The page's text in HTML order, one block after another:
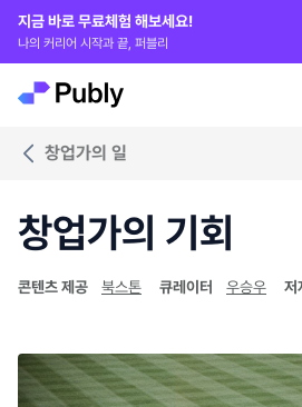
지금 바로 무료체험 해보세요!
나의 커리어 시작과 끝, 퍼블리
창업가의 일
창업가의 기회
콘텐츠 제공 북스톤 큐레이터 우승우 저